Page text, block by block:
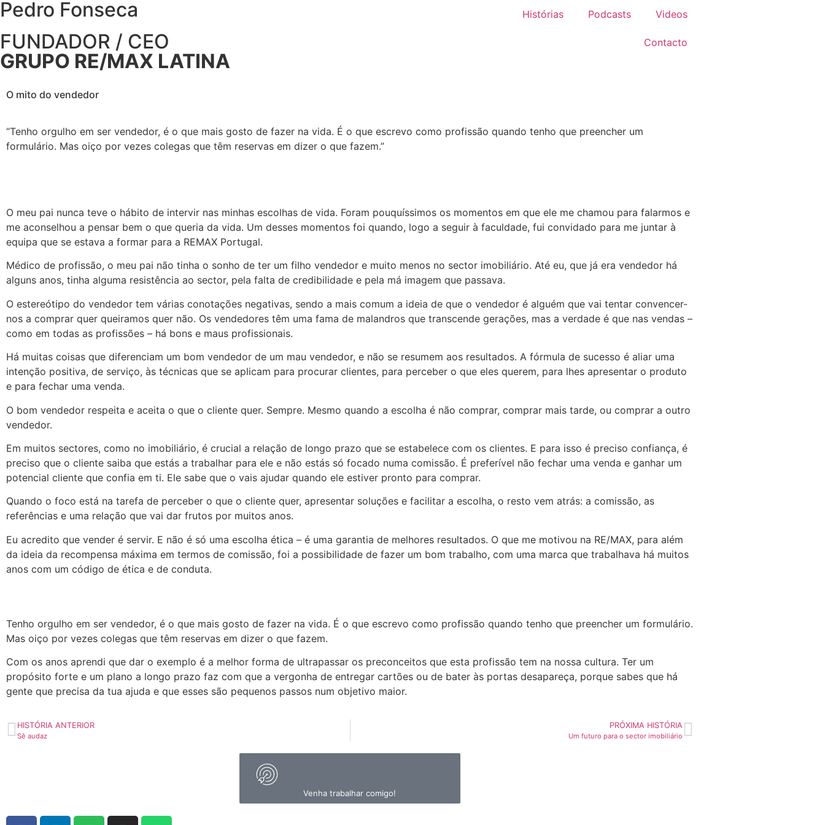
Pedro Fonseca
FUNDADOR / CEO
GRUPO RE/MAX LATINA
Histórias Podcasts Videos
Contacto
O mito do vendedor
“Tenho orgulho em ser vendedor, é o que mais gosto de fazer na vida. É o que escrevo como profissão quando tenho que preencher um
formulário. Mas oiço por vezes colegas que têm reservas em dizer o que fazem.”
O meu pai nunca teve o hábito de intervir nas minhas escolhas de vida. Foram pouquíssimos os momentos em que ele me chamou para falarmos e
me aconselhou a pensar bem o que queria da vida. Um desses momentos foi quando, logo a seguir à faculdade, fui convidado para me juntar à
equipa que se estava a formar para a REMAX Portugal.
Médico de profissão, o meu pai não tinha o sonho de ter um filho vendedor e muito menos no sector imobiliário. Até eu, que já era vendedor há
alguns anos, tinha alguma resistência ao sector, pela falta de credibilidade e pela má imagem que passava.
O estereótipo do vendedor tem várias conotações negativas, sendo a mais comum a ideia de que o vendedor é alguém que vai tentar convencer-
nos a comprar quer queiramos quer não. Os vendedores têm uma fama de malandros que transcende gerações, mas a verdade é que nas vendas –
como em todas as profissões – há bons e maus profissionais.
Há muitas coisas que diferenciam um bom vendedor de um mau vendedor, e não se resumem aos resultados. A fórmula de sucesso é aliar uma
intenção positiva, de serviço, às técnicas que se aplicam para procurar clientes, para perceber o que eles querem, para lhes apresentar o produto
e para fechar uma venda.
O bom vendedor respeita e aceita o que o cliente quer. Sempre. Mesmo quando a escolha é não comprar, comprar mais tarde, ou comprar a outro
vendedor.
Em muitos sectores, como no imobiliário, é crucial a relação de longo prazo que se estabelece com os clientes. E para isso é preciso confiança, é
preciso que o cliente saiba que estás a trabalhar para ele e não estás só focado numa comissão. É preferível não fechar uma venda e ganhar um
potencial cliente que confia em ti. Ele sabe que o vais ajudar quando ele estiver pronto para comprar.
Quando o foco está na tarefa de perceber o que o cliente quer, apresentar soluções e facilitar a escolha, o resto vem atrás: a comissão, as
referências e uma relação que vai dar frutos por muitos anos.
Eu acredito que vender é servir. E não é só uma escolha ética – é uma garantia de melhores resultados. O que me motivou na RE/MAX, para além
da ideia da recompensa máxima em termos de comissão, foi a possibilidade de fazer um bom trabalho, com uma marca que trabalhava há muitos
anos com um código de ética e de conduta.
Tenho orgulho em ser vendedor, é o que mais gosto de fazer na vida. É o que escrevo como profissão quando tenho que preencher um formulário.
Mas oiço por vezes colegas que têm reservas em dizer o que fazem.
Com os anos aprendi que dar o exemplo é a melhor forma de ultrapassar os preconceitos que esta profissão tem na nossa cultura. Ter um
propósito forte e um plano a longo prazo faz com que a vergonha de entregar cartões ou de bater às portas desapareça, porque sabes que há
gente que precisa da tua ajuda e que esses são pequenos passos num objetivo maior.
HISTÓRIA ANTERIOR
Sê audaz
PRÓXIMA HISTÓRIA
Um futuro para o sector imobiliário
Venha trabalhar comigo!